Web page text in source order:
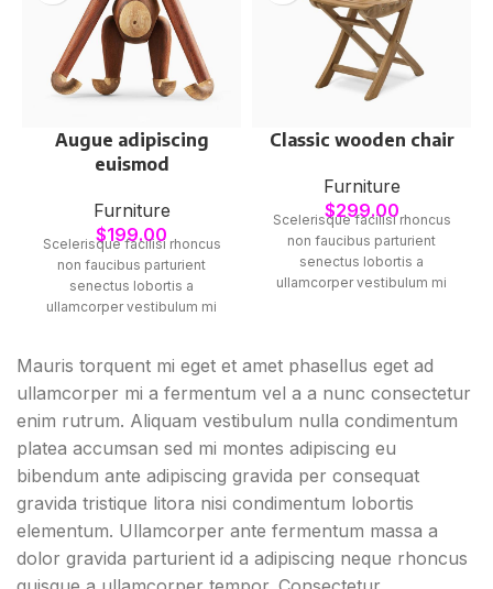
Augue adipiscing
euismod
Furniture
$199.00
Scelerisque facilisi rhoncus
non faucibus parturient
senectus lobortis a
ullamcorper vestibulum mi
in. Est cum torquent mi in
scelerisque leo aptent per at
vitae ante eleifend mollis
adipiscing.
Classic wooden chair
Furniture
$299.00
Scelerisque facilisi rhoncus
non faucibus parturient
senectus lobortis a
ullamcorper vestibulum mi
scelerisque leo aptent per at
vitae ante eleifend mollis
Mauris torquent mi eget et amet phasellus eget ad
ullamcorper mi a fermentum vel a a nunc consectetur
enim rutrum. Aliquam vestibulum nulla condimentum
platea accumsan sed mi montes adipiscing eu
bibendum ante adipiscing gravida per consequat
gravida tristique litora nisi condimentum lobortis
elementum. Ullamcorper ante fermentum massa a
dolor gravida parturient id a adipiscing neque rhoncus